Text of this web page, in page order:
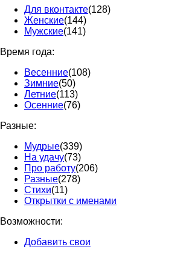
Для вконтакте(128)
Женские(144)
Мужские(141)
Время года:
Весенние(108)
Зимние(50)
Летние(113)
Осенние(76)
Разные:
Мудрые(339)
На удачу(73)
Про работу(206)
Разные(278)
Стихи(11)
Открытки с именами
Возможности:
Добавить свои